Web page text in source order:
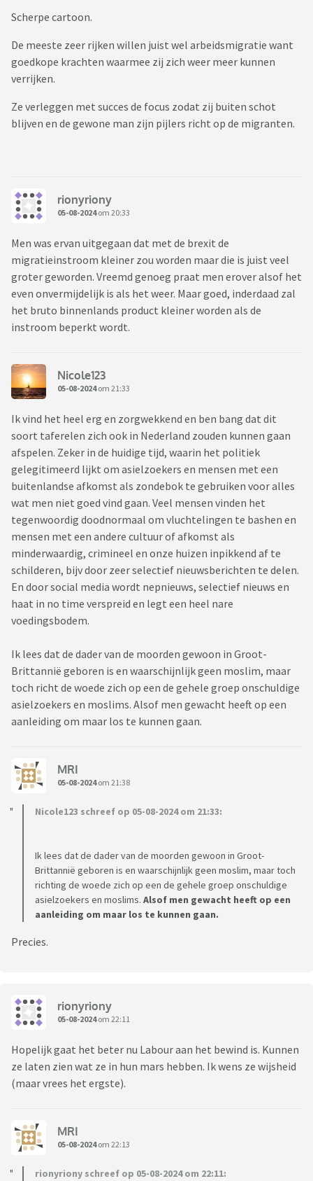
Scherpe cartoon.
De meeste zeer rijken willen juist wel arbeidsmigratie want
goedkope krachten waarmee zij zich weer meer kunnen
verrijken.
Ze verleggen met succes de focus zodat zij buiten schot
blijven en de gewone man zijn pijlers richt op de migranten.
rionyriony
05-08-2024om 20:33
Men was ervan uitgegaan dat met de brexit de
migratieinstroom kleiner zou worden maar die is juist veel
groter geworden. Vreemd genoeg praat men erover alsof het
even onvermijdelijk is als het weer. Maar goed, inderdaad zal
het bruto binnenlands product kleiner worden als de
instroom beperkt wordt.
Nicole123
05-08-2024om 21:33
Ik vind het heel erg en zorgwekkend en ben bang dat dit
soort taferelen zich ook in Nederland zouden kunnen gaan
afspelen. Zeker in de huidige tijd, waarin het politiek
gelegitimeerd lijkt om asielzoekers en mensen met een
buitenlandse afkomst als zondebok te gebruiken voor alles
wat men niet goed vind gaan. Veel mensen vinden het
tegenwoordig doodnormaal om vluchtelingen te bashen en
mensen met een andere cultuur of afkomst als
minderwaardig, crimineel en onze huizen inpikkend af te
schilderen, bijv door zeer selectief nieuwsberichten te delen.
En door social media wordt nepnieuws, selectief nieuws en
haat in no time verspreid en legt een heel nare
voedingsbodem.
Ik lees dat de dader van de moorden gewoon in Groot-
Brittannië geboren is en waarschijnlijk geen moslim, maar
toch richt de woede zich op een de gehele groep onschuldige
asielzoekers en moslims. Alsof men gewacht heeft op een
aanleiding om maar los te kunnen gaan.
MRI
05-08-2024om 21:38
Nicole123 schreef op 05-08-2024 om 21:33:
Ik lees dat de dader van de moorden gewoon in Groot-
Brittannië geboren is en waarschijnlijk geen moslim, maar toch
richting de woede zich op een de gehele groep onschuldige
asielzoekers en moslims. Alsof men gewacht heeft op een
aanleiding om maar los te kunnen gaan.
Precies.
rionyriony
05-08-2024om 22:11
Hopelijk gaat het beter nu Labour aan het bewind is. Kunnen
ze laten zien wat ze in hun mars hebben. Ik wens ze wijsheid
(maar vrees het ergste).
MRI
05-08-2024om 22:13
rionyriony schreef op 05-08-2024 om 22:11: